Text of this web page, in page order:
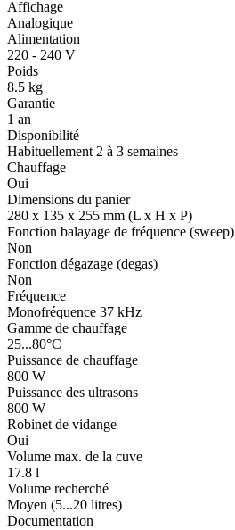
Affichage
Analogique
Alimentation
220 - 240 V
Poids
8.5 kg
Garantie
1 an
Disponibilité
Habituellement 2 à 3 semaines
Chauffage
Oui
Dimensions du panier
280 x 135 x 255 mm (L x H x P)
Fonction balayage de fréquence (sweep)
Non
Fonction dégazage (degas)
Non
Fréquence
Monofréquence 37 kHz
Gamme de chauffage
25...80°C
Puissance de chauffage
800 W
Puissance des ultrasons
800 W
Robinet de vidange
Oui
Volume max. de la cuve
17.8 l
Volume recherché
Moyen (5...20 litres)
Documentation